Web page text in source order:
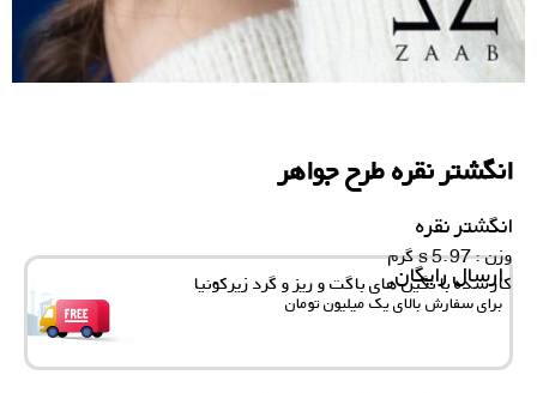
انگشتر نقره طرح جواهر
انگشتر نقره
وزن : 5.97 s گرم
کار شده با نگین های باگت و ریز و گرد زیرکونیا
ارسال رایگان
برای سفارش‌ بالای یک میلیون تومان